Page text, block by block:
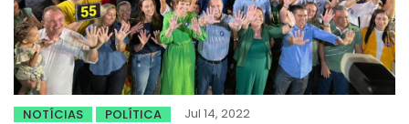
NOTÍCIAS POLÍTICA Jul 14, 2022